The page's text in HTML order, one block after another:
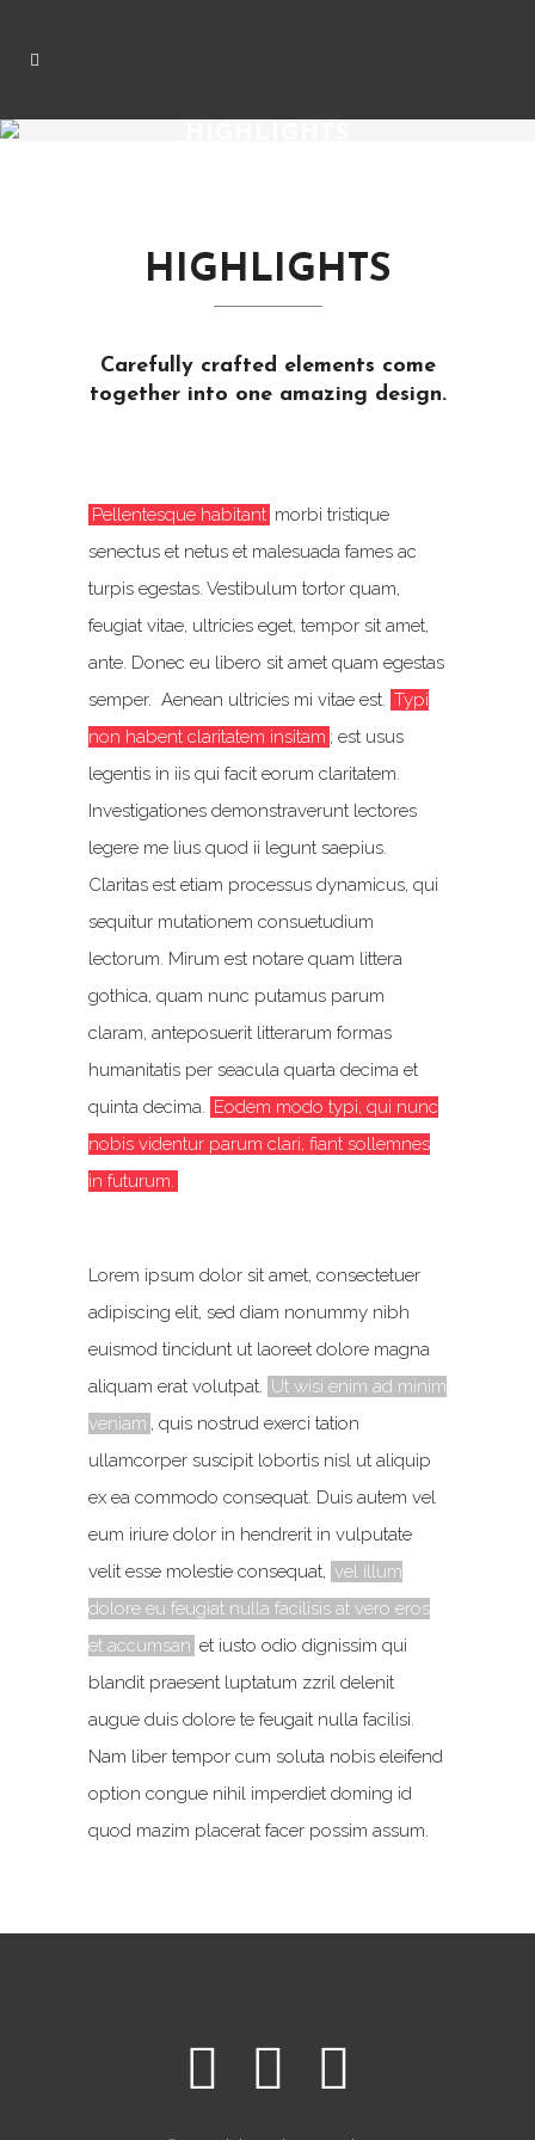
HIGHLIGHTS
Carefully crafted elements come
together into one amazing design.
Pellentesque habitant morbi tristique
senectus et netus et malesuada fames ac
turpis egestas. Vestibulum tortor quam,
feugiat vitae, ultricies eget, tempor sit amet,
ante. Donec eu libero sit amet quam egestas
semper. Aenean ultricies mi vitae est. Typi
non habent claritatem insitam ; est usus
legentis in iis qui facit eorum claritatem.
Investigationes demonstraverunt lectores
legere me lius quod ii legunt saepius.
Claritas est etiam processus dynamicus, qui
sequitur mutationem consuetudium
lectorum. Mirum est notare quam littera
gothica, quam nunc putamus parum
claram, anteposuerit litterarum formas
humanitatis per seacula quarta decima et
quinta decima. Eodem modo typi, qui nunc
nobis videntur parum clari, fiant sollemnes
in futurum.
Lorem ipsum dolor sit amet, consectetuer
adipiscing elit, sed diam nonummy nibh
euismod tincidunt ut laoreet dolore magna
aliquam erat volutpat. Ut wisi enim ad minim
veniam , quis nostrud exerci tation
ullamcorper suscipit lobortis nisl ut aliquip
ex ea commodo consequat. Duis autem vel
eum iriure dolor in hendrerit in vulputate
velit esse molestie consequat, vel illum
dolore eu feugiat nulla facilisis at vero eros
et accumsan et iusto odio dignissim qui
blandit praesent luptatum zzril delenit
augue duis dolore te feugait nulla facilisi.
Nam liber tempor cum soluta nobis eleifend
option congue nihil imperdiet doming id
quod mazim placerat facer possim assum.